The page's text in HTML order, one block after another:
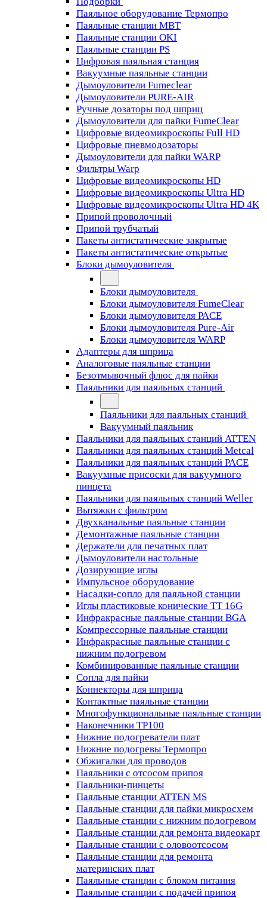
Паяльное оборудование Термопро
Паяльные станции MBT
Паяльные станции OKI
Паяльные станции PS
Цифровая паяльная станция
Вакуумные паяльные станции
Дымоуловители Fumeclear
Дымоуловители PURE-AIR
Ручные дозаторы под шприц
Дымоуловители для пайки FumeClear
Цифровые видеомикроскопы Full HD
Цифровые пневмодозаторы
Дымоуловители для пайки WARP
Фильтры Warp
Цифровые видеомикроскопы HD
Цифровые видеомикроскопы Ultra HD
Цифровые видеомикроскопы Ultra HD 4K
Припой проволочный
Припой трубчатый
Пакеты антистатические закрытые
Пакеты антистатические открытые
Блоки дымоуловителя
Блоки дымоуловителя
Блоки дымоуловителя FumeClear
Блоки дымоуловителя PACE
Блоки дымоуловителя Pure-Air
Блоки дымоуловителя WARP
Адаптеры для шприца
Аналоговые паяльные станции
Безотмывочный флюс для пайки
Паяльники для паяльных станций
Паяльники для паяльных станций
Вакуумный паяльник
Паяльники для паяльных станций ATTEN
Паяльники для паяльных станций Metcal
Паяльники для паяльных станций PACE
Вакуумные присоски для вакуумного
пинцета
Паяльники для паяльных станций Weller
Вытяжки с фильтром
Двухканальные паяльные станции
Демонтажные паяльные станции
Держатели для печатных плат
Дымоуловители настольные
Дозирующие иглы
Импульсное оборудование
Насадки-сопло для паяльной станции
Иглы пластиковые конические TT 16G
Инфракрасные паяльные станции BGA
Компрессорные паяльные станции
Инфракрасные паяльные станции с
нижним подогревом
Комбинированные паяльные станции
Сопла для пайки
Коннекторы для шприца
Контактные паяльные станции
Многофункциональные паяльные станции
Наконечники TP100
Нижние подогреватели плат
Нижние подогревы Термопро
Обжигалки для проводов
Паяльники с отсосом припоя
Паяльники-пинцеты
Паяльные станции ATTEN MS
Паяльные станции для пайки микросхем
Паяльные станции с нижним подогревом
Паяльные станции для ремонта видеокарт
Паяльные станции с оловоотсосом
Паяльные станции для ремонта
материнских плат
Паяльные станции с блоком питания
Паяльные станции с подачей припоя